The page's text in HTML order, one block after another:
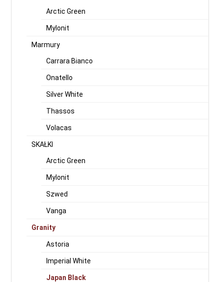
Arctic Green
Mylonit
Marmury
Carrara Bianco
Onatello
Silver White
Thassos
Volacas
SKAŁKI
Arctic Green
Mylonit
Szwed
Vanga
Granity
Astoria
Imperial White
Japan Black